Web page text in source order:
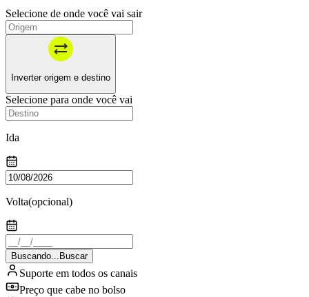
Selecione de onde você vai sair
Inverter origem e destino
Selecione para onde você vai
Ida
Volta(opcional)
Buscando... Buscar
Suporte em todos os canais
Preço que cabe no bolso